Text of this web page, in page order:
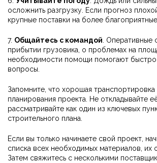
осложнить разгрузку. Если прогноз
крупные поставки на более благоприятные
7. Общайтесь с командой .
прибытии грузовика, о проблемах на
необходимости помощи помогают
вопросы.
Запомните, что хорошая транспортировка
планирования проекта. Не откладывайте
рассматривайте как один из ключевых
строительного плана.
Если вы только начинаете свой проект,
списка всех необходимых материалов, их
Затем свяжитесь с несколькими